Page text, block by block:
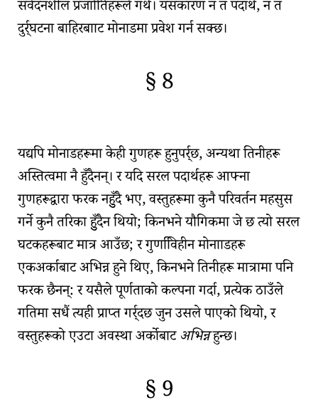
संवेदनशील प्रजातििहरूले गर्थे। यसकारण न त पदार्थ, न त
दुर्र्घटना बाहिरबााट मोनाडमा प्रवेश गर्न सक्छ।
§ 8
यद्यपिमोनाडहरूमा केहीगुणहरूहुनुपर्र्छ, अन्यथा तिनीहरू
अस्तित्वमा नै हुँदैनन्। र यदि सरल पदार्थहरू आफ्ना
गुणहरूद्वारा फरक नहुुँदै भए, वस्तुहरूमा कुनै परिवर्तन महसुस
गर्ने कुनै तरिका हुुँदैन थियो; किनभने यौगिकमा जे छ त्यो सरल
घटकहरूबाट मात्र आउँछ; र गुणवििहीन मोनााडहरू
एकअर्काबाट अभिन्न हुने थिए, किनभने तिनीहरू मात्रामा पनि
फरक छैनन्: र यसैले पूर्णताको कल्पना गर्दा, प्रत्येक ठाउँले
गतिमा सधैं त्यही प्राप्त गर्र्दछ जुन उसले पाएको थियो, र
वस्तुहरूको एउटा अवस्था अर्कोबाटअभिन्नहुन्छ।
§ 9